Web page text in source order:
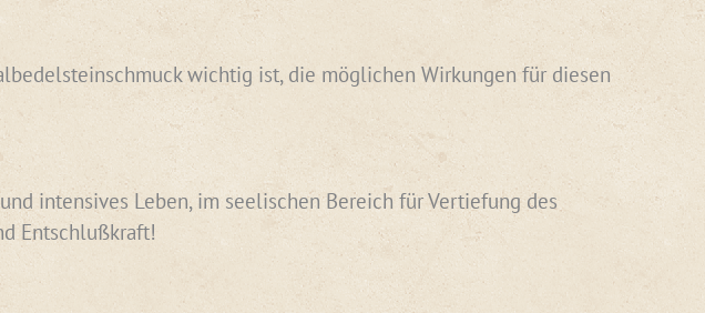
wichtig ist, die möglichen Wirkungen für diesen
intensives Leben, im seelischen Bereich für Vertiefung des
Entschlußkraft!